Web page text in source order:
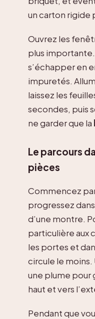
un carton rigide
Ouvrez les
plus
s’échapper en
impuretés.
laissez les
secondes, puis
ne garder que la
Le parcours
pièces
Commencez
progressez
d’une montre.
particulière aux
les portes et
circule le
une plume pour
haut et vers
Pendant que